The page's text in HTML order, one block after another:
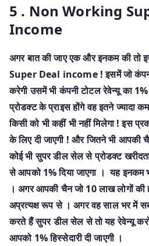
5 . Non Working
Income
अगर बात की जाए एक और इनकम की तो
Super Deal income ! इसमें जो
करेगी उसमें भी कंपनी टोटल रेवेन्यू का
प्रोडक्ट के प्राइस होंगे वह इतने ज्यादा
किसी को भी कहीं भी नहीं मिलेगा ! इस
के लिए दी जाएगी ! और जितने भी
कोई भी सुपर डील सेल से प्रोडक्ट
से आपको 1% दिया जाएगा । यह इनकम
। अगर आपकी चैन जो 10 लाख लोगों की
अप्रत्यक्ष रूप से । अगर वह साल भर में सब
करते हैं सुपर डील सेल से तो यह रेवेन्यू
आपको 1% हिस्सेदारी दी जाएगी ।